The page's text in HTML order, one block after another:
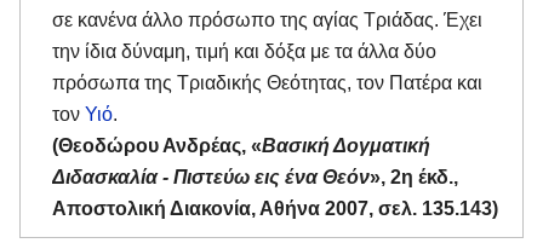
σε κανένα άλλο πρόσωπο της αγίας Τριάδας. Έχει
την ίδια δύναμη, τιμή και δόξα με τα άλλα δύο
πρόσωπα της Τριαδικής Θεότητας, τον Πατέρα και
τον Υιό.
(Θεοδώρου Ανδρέας, «Βασική Δογματική
Διδασκαλία - Πιστεύω εις ένα Θεόν», 2η έκδ.,
Αποστολική Διακονία, Αθήνα 2007, σελ. 135.143)